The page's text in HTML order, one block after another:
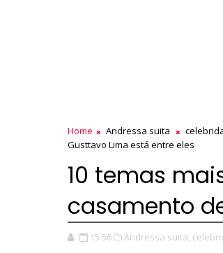
Home Andressa suita
Gusttavo Lima está entre eles
10 temas
casamento
15:56 Andressa suita,